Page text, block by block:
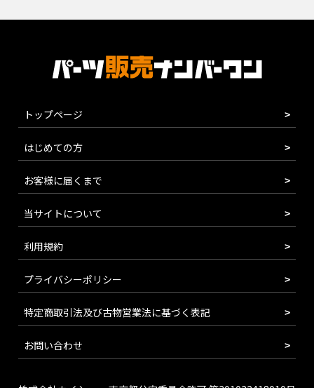
トップページ
はじめての方
お客様に届くまで
当サイトについて
利用規約
プライバシーポリシー
特定商取引法及び古物営業法に基づく表記
お問い合わせ